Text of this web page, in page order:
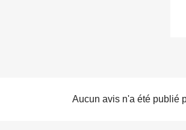
Aucun avis n'a été publié